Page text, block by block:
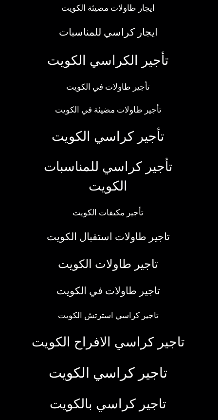
ايجار طاولات مضيئة الكويت
ايجار كراسي للمناسبات
تأجير الكراسي الكويت
تأجير طاولات في الكويت
تأجير طاولات مضيئة في الكويت
تأجير كراسي الكويت
تأجير كراسي للمناسبات
الكويت
تأجير مكيفات الكويت
تاجير طاولات استقبال الكويت
تاجير طاولات الكويت
تاجير طاولات في الكويت
تاجير كراسي استرتش الكويت
تاجير كراسي الافراح الكويت
تاجير كراسي الكويت
تاجير كراسي بالكويت